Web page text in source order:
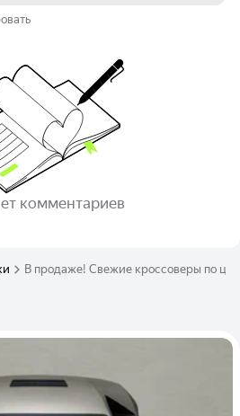
комментариев
В продаже! Свежие кроссоверы по